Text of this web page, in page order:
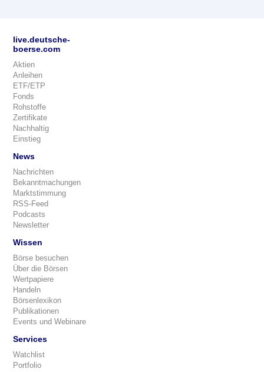
live.deutsche-
boerse.com
Aktien
Anleihen
ETF/ETP
Fonds
Rohstoffe
Zertifikate
Nachhaltig
Einstieg
News
Nachrichten
Bekanntmachungen
Marktstimmung
RSS-Feed
Podcasts
Newsletter
Wissen
Börse besuchen
Über die Börsen
Wertpapiere
Handeln
Börsenlexikon
Publikationen
Events und Webinare
Services
Watchlist
Portfolio